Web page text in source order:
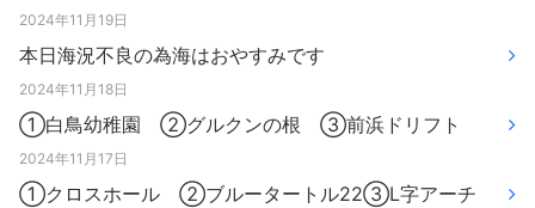
2024年11月19日
本日海況不良の為海はおやすみです
2024年11月18日
①白鳥幼稚園 ②グルクンの根 ③前浜ドリフト
2024年11月17日
①クロスホール ②ブルータートル22③L字アーチ